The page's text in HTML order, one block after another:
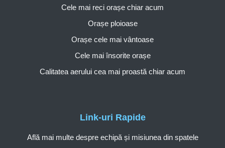
Link-uri Rapide
Află mai multe despre echipă și misiunea din spatele
Cele mai reci orașe chiar acum
Orașe ploioase
Orașe cele mai vântoase
Cele mai însorite orașe
Calitatea aerului cea mai proastă chiar acum